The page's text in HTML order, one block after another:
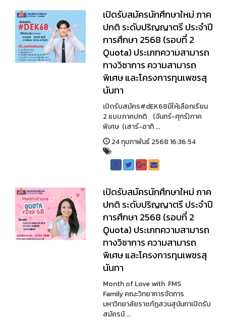
เปิดรับสมัครนักศึกษาใหม่ ภาค
ปกติ ระดับปริญญาตรี ประจำปี
การศึกษา 2568 (รอบที่ 2
Quota) ประเภทความสามารถ
ทางวิชาการ ความสามารถ
พิเศษ และโครงการทุนเพชรสุ
นันทา
เปิดรับสมัคร#dEK68มีให้เลือกเรียน
2 แบบภาคปกติ (จันทร์-ศุกร์)ภาค
พิเศษ (เสาร์-อาทิ ...
24 กุมภาพันธ์ 2568 16:36:54
เปิดรับสมัครนักศึกษาใหม่ ภาค
ปกติ ระดับปริญญาตรี ประจำปี
การศึกษา 2568 (รอบที่ 2
Quota) ประเภทความสามารถ
ทางวิชาการ ความสามารถ
พิเศษ และโครงการทุนเพชรสุ
นันทา
Month of Love with FMS
Family คณะวิทยาการจัดการ
มหาวิทยาลัยราชภัฏสวนสุนันทาเปิดรับ
สมัครนั ...